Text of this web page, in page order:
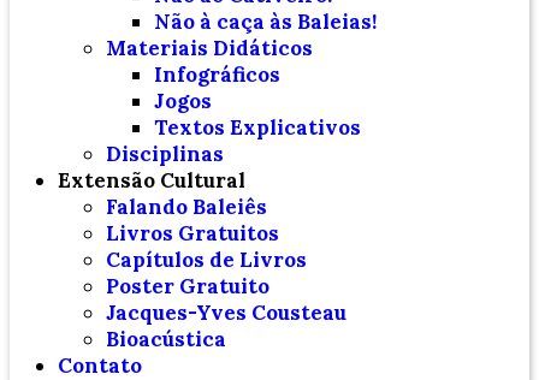
Não à caça às Baleias!
Materiais Didáticos
Infográficos
Jogos
Textos Explicativos
Disciplinas
Extensão Cultural
Falando Baleiês
Livros Gratuitos
Capítulos de Livros
Poster Gratuito
Jacques-Yves Cousteau
Bioacústica
Contato